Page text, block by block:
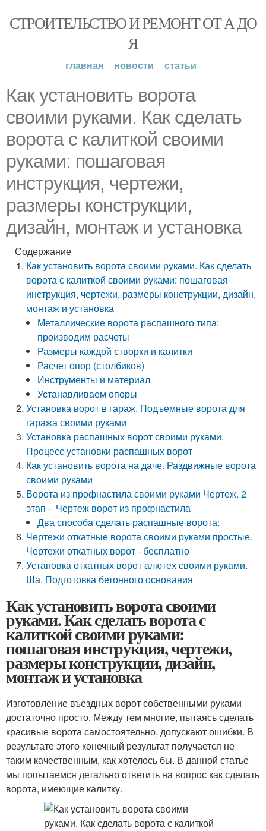
СТРОИТЕЛЬСТВО И РЕМОНТ ОТ А ДО
Я
главная новости статьи
Как установить ворота
своими руками. Как сделать
ворота с калиткой своими
руками: пошаговая
инструкция, чертежи,
размеры конструкции,
дизайн, монтаж и установка
Содержание
Как установить ворота своими руками. Как сделать
ворота с калиткой своими руками: пошаговая
инструкция, чертежи, размеры конструкции, дизайн,
монтаж и установка
Металлические ворота распашного типа:
производим расчеты
Размеры каждой створки и калитки
Расчет опор (столбиков)
Инструменты и материал
Устанавливаем опоры
Установка ворот в гараж. Подъемные ворота для
гаража своими руками
Установка распашных ворот своими руками.
Процесс установки распашных ворот
Как установить ворота на даче. Раздвижные ворота
своими руками
Ворота из профнастила своими руками Чертеж. 2
этап – Чертеж ворот из профнастила
Два способа сделать распашные ворота:
Чертежи откатные ворота своими руками простые.
Чертежи откатных ворот - бесплатно
Установка откатных ворот алютех своими руками.
Ша. Подготовка бетонного основания
Как установить ворота своими
руками. Как сделать ворота с
калиткой своими руками:
пошаговая инструкция, чертежи,
размеры конструкции, дизайн,
монтаж и установка
Изготовление въездных ворот собственными руками
достаточно просто. Между тем многие, пытаясь сделать
красивые ворота самостоятельно, допускают ошибки. В
результате этого конечный результат получается не
таким качественным, как хотелось бы. В данной статье
мы попытаемся детально ответить на вопрос как сделать
ворота, имеющие калитку.